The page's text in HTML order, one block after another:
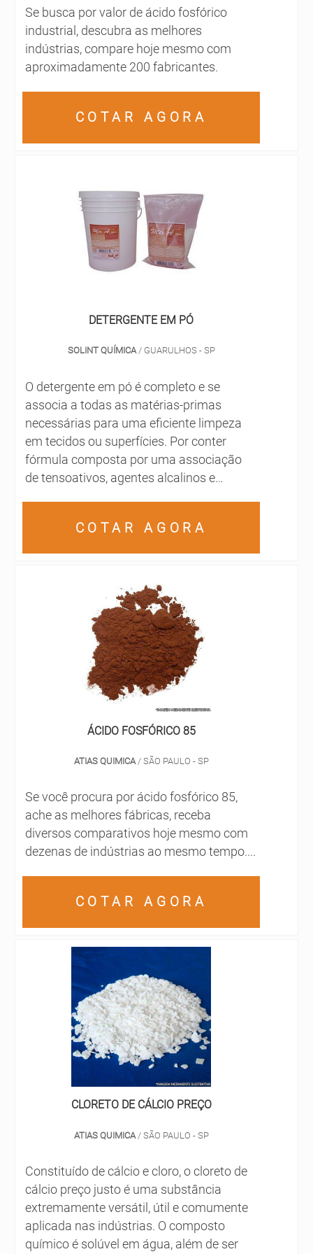
Se busca por valor de ácido fosfórico
industrial, descubra as melhores
indústrias, compare hoje mesmo com
aproximadamente 200 fabricantes.
COTAR AGORA
DETERGENTE EM PÓ
SOLINT QUÍMICA/ GUARULHOS - SP
O detergente em pó é completo e se
associa a todas as matérias-primas
necessárias para uma eficiente limpeza
em tecidos ou superfícies. Por conter
fórmula composta por uma associação
de tensoativos, agentes alcalinos e
lavagem de todos os tipos de roupa,
especialmente as hospitalares, industriais
sujidade. DETALHES SOBRE O
DETERGENTE É possível observar que o
uso do produto é primordial em alguns
segmentos. Inclusive, é importante
ressaltar que o detergente é alcalino e
biodegradável, sendo completamente
solúvel em água. O detergente feito em pó
é frequentemente utilizado em:
Lavanderias hospitalares, comerciais e
Clubes; Casas de saúde; Uso genérico;
Cozinhas industriais de hospitais,
condomínios e lojas. Por isso, durante o
uso, é fundamental realizar a leitura
adequada do rótulo, que contempla todas
as informações necessárias e indica as
formas corretas de diluição. Também é
fechado e, também, que a embalagem
não seja reutilizada. DETERGENTE EM PÓ
DE ALTA QUALIDADE Desde 1990 atuando
no segmento, a Solint Química atua com a
fabricação de produtos químicos de
limpeza e desinfecção para os mercados
industriais e institucionais. A empresa
trabalha com uma tecnologia de ponta,
dispondo de uma elevada concentração
de ativos, que permitem grandes diluições
COTAR AGORA
ÁCIDO FOSFÓRICO 85
ATIAS QUIMICA/ SÃO PAULO - SP
Se você procura por ácido fosfórico 85,
ache as melhores fábricas, receba
diversos comparativos hoje mesmo com
dezenas de indústrias ao mesmo tempo....
COTAR AGORA
CLORETO DE CÁLCIO PREÇO
ATIAS QUIMICA/ SÃO PAULO - SP
Constituído de cálcio e cloro, o cloreto de
cálcio preço justo é uma substância
extremamente versátil, útil e comumente
aplicada nas indústrias. O composto
químico é solúvel em água, além de ser